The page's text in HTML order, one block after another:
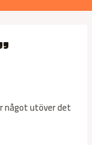
något utöver det